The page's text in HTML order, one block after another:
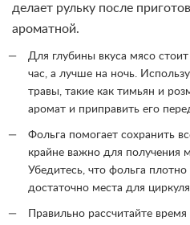
делает рульку после
ароматной.
Для глубины вкуса мясо
час, а лучше на ночь.
травы, такие как тимьян и
аромат и приправить его
Фольга помогает сохранить
крайне важно для получения
Убедитесь, что фольга
достаточно места для
Правильно рассчитайте